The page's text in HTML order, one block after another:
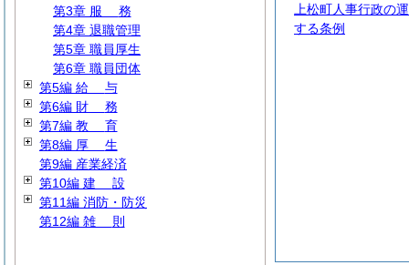
上松町人事行政の
する条例
第3章 服 務
第4章 退職管理
第5章 職員厚生
第6章 職員団体
第5編 給 与
第6編 財 務
第7編 教 育
第8編 厚 生
第9編 産業経済
第10編 建 設
第11編 消防・防災
第12編 雑 則